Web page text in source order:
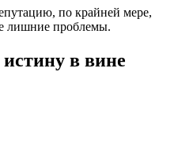
по крайней мере,
лишние проблемы.
в вине